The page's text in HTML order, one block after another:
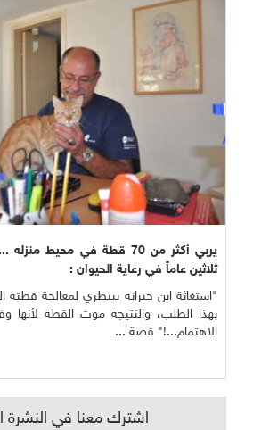
يربي أكثر من 70 قطة في محيط
ثلاثين عاماً في رعاية الحيوان :
"استغاثة ابن جيرانه ببيطري لمعالجة قطته
بهذا الطلب، والنتيجة موت القطة
الاهتمام...!" قصة ...
اشترك معنا في النشرة